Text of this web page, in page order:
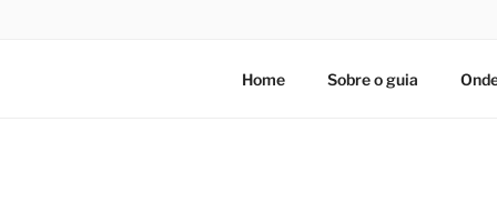
Home Sobre o guia